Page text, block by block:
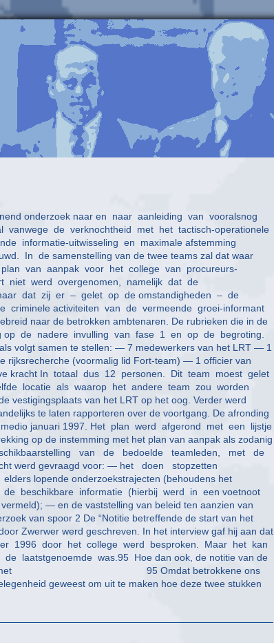
onderzoek naar en naar aanleiding van vooralsnog
de verknochtheid met het tactisch-operationele
informatie-uitwisseling en maximale afstemming
In de samenstelling van de twee teams zal dat waar
van aanpak voor het college van procureurs-
niet werd overgenomen, namelijk dat de
dat zij er – gelet op de omstandigheden – de
activiteiten van de vermeende groei-informant
naar de betrokken ambtenaren. De rubrieken die in de
op de nadere invulling van fase 1 en op de begroting.
volgt samen te stellen: — 7 medewerkers van het LRT — 1
rijksrecherche (voormalig lid Fort-team) — 1 officier van
kracht In totaal dus 12 personen. Dit team moest gelet
locatie als waarop het andere team zou worden
vestigingsplaats van het LRT op het oog. Verder werd
te laten rapporteren over de voortgang. De afronding
medio januari 1997. Het plan werd afgerond met een lijstje
op de instemming met het plan van aanpak als zodanig
van de bedoelde teamleden, met de
werd gevraagd voor: — het doen stopzetten
lopende onderzoekstrajecten (behoudens het
beschikbare informatie (hierbij werd in een voetnoot
— en de vaststelling van beleid ten aanzien van
van spoor 2 De “Notitie betreffende de start van het
Zwerwer werd geschreven. In het interview gaf hij aan dat
1996 door het college werd besproken. Maar het kan
laatstgenoemde was.95 Hoe dan ook, de notitie van de
in overleg met 95 Omdat betrokkene ons
geweest om uit te maken hoe deze twee stukken